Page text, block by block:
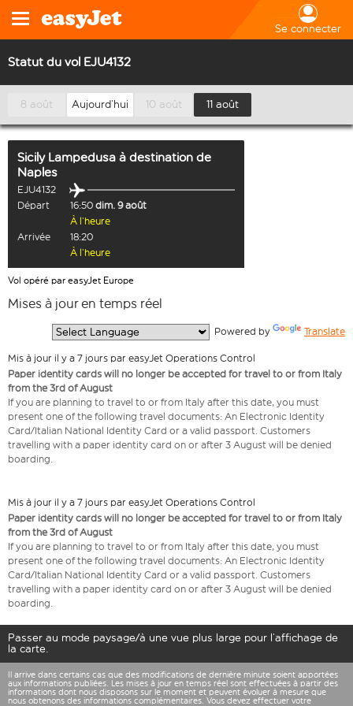
Se connecter
Statut du vol EJU4132
8 août Aujourd’hui 10 août 11 août
Sicily Lampedusa à destination de
Naples
EJU4132
Départ
16:50 dim. 9 août
À l’heure
Arrivée
18:20
À l’heure
Vol opéré par easyJet Europe
Mises à jour en temps réel
Powered by Translate
Mis à jour il y a 7 jours par easyJet Operations Control
Paper identity cards will no longer be accepted for travel to or from Italy
from the 3rd of August
If you are planning to travel to or from Italy after this date, you must
present one of the following travel documents: An Electronic Identity
Card/Italian National Identity Card or a valid passport. Customers
travelling with a paper identity card on or after 3 August will be denied
boarding.
Mis à jour il y a 7 jours par easyJet Operations Control
Paper identity cards will no longer be accepted for travel to or from Italy
from the 3rd of August
If you are planning to travel to or from Italy after this date, you must
present one of the following travel documents: An Electronic Identity
Card/Italian National Identity Card or a valid passport. Customers
travelling with a paper identity card on or after 3 August will be denied
boarding.
Passer au mode paysage/à une vue plus large pour l’affichage de
la carte.
Il arrive dans certains cas que des modifications de dernière minute soient apportées
aux informations publiées. Les mises à jour en temps réel sont effectuées à partir des
informations dont nous disposons sur le moment et peuvent évoluer à mesure que
nous obtenons des informations complémentaires. Vous devez effectuer votre